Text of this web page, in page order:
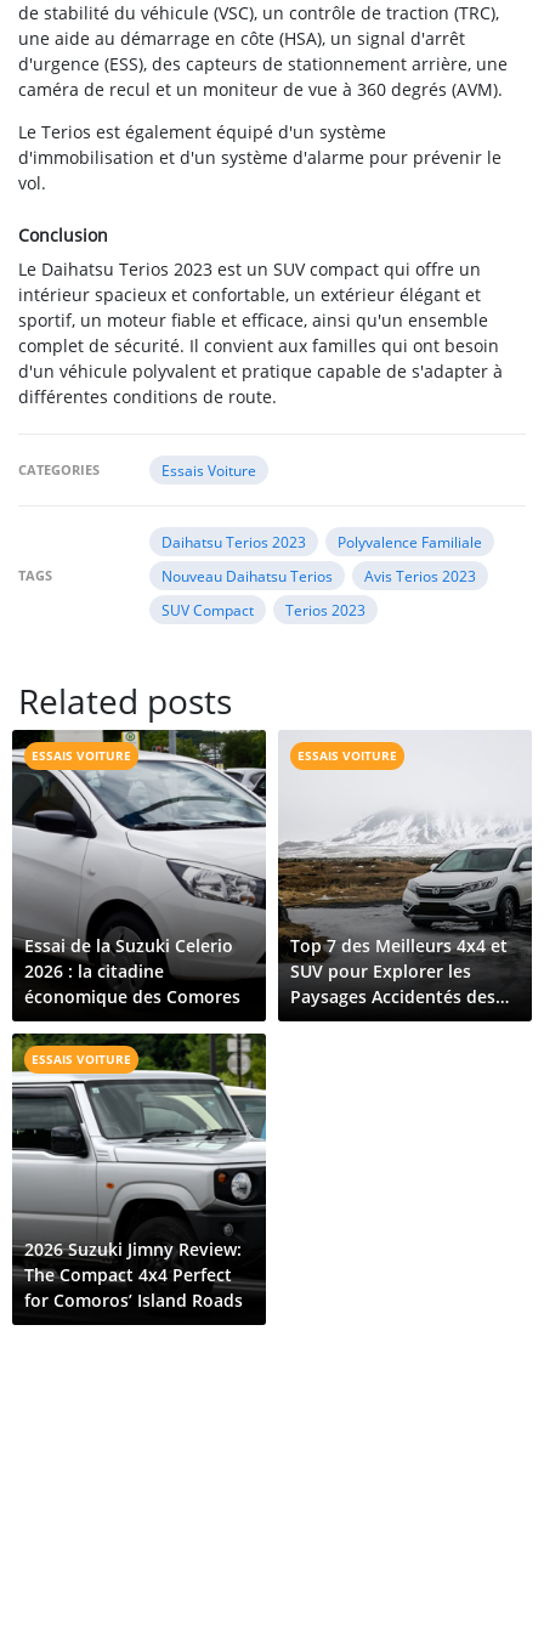
de stabilité du véhicule (VSC), un contrôle de traction (TRC),
une aide au démarrage en côte (HSA), un signal d'arrêt
d'urgence (ESS), des capteurs de stationnement arrière, une
caméra de recul et un moniteur de vue à 360 degrés (AVM).
Le Terios est également équipé d'un système
d'immobilisation et d'un système d'alarme pour prévenir le
vol.
Conclusion
Le Daihatsu Terios 2023 est un SUV compact qui offre un
intérieur spacieux et confortable, un extérieur élégant et
sportif, un moteur fiable et efficace, ainsi qu'un ensemble
complet de sécurité. Il convient aux familles qui ont besoin
d'un véhicule polyvalent et pratique capable de s'adapter à
différentes conditions de route.
CATEGORIES Essais Voiture
TAGS
Daihatsu Terios 2023
Polyvalence Familiale
Nouveau Daihatsu Terios
Avis Terios 2023
SUV Compact
Terios 2023
Related posts
ESSAIS VOITURE
Essai de la Suzuki Celerio
2026 : la citadine
économique des Comores
ESSAIS VOITURE
Top 7 des Meilleurs 4x4 et
SUV pour Explorer les
Paysages Accidentés des
Comores
ESSAIS VOITURE
2026 Suzuki Jimny Review:
The Compact 4x4 Perfect
for Comoros’ Island Roads